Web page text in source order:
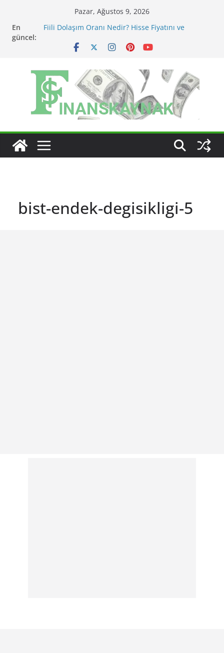
content
Pazar, Ağustos 9, 2026
En
güncel:
Fiili Dolaşım Oranı Nedir? Hisse Fiyatını ve
KAP Açıklaması Nasıl Okunur? Yatırımcı İçin Kritik
MSCI Endeks Değişiklikleri BIST Hisselerini Nasıl
Etkiler?
BIST Endeks Değişiklikleri Hisseleri Nasıl Etkiler?
BIST Sektör Endeksleri Nedir? Sektörel Rotasyon
Nasıl Takip Edilir?
bist-endek-degisikligi-5